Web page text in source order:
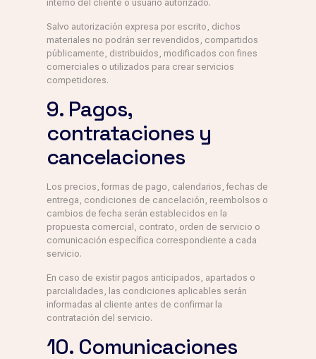
interno del cliente o usuario autorizado.
Salvo autorización expresa por escrito, dichos
materiales no podrán ser revendidos, compartidos
públicamente, distribuidos, modificados con fines
comerciales o utilizados para crear servicios
competidores.
9. Pagos,
contrataciones y
cancelaciones
Los precios, formas de pago, calendarios, fechas de
entrega, condiciones de cancelación, reembolsos o
cambios de fecha serán establecidos en la
propuesta comercial, contrato, orden de servicio o
comunicación específica correspondiente a cada
servicio.
En caso de existir pagos anticipados, apartados o
parcialidades, las condiciones aplicables serán
informadas al cliente antes de confirmar la
contratación del servicio.
10. Comunicaciones